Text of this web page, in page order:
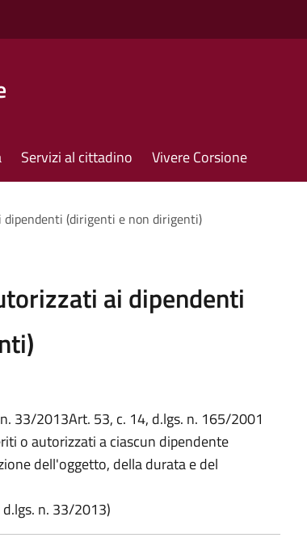
Servizi al cittadino Vivere Corsione
(dirigenti e non dirigenti)
ai dipendenti
33/2013Art. 53, c. 14, d.lgs. n. 165/2001
o autorizzati a ciascun dipendente
dell'oggetto, della durata e del
n. 33/2013)